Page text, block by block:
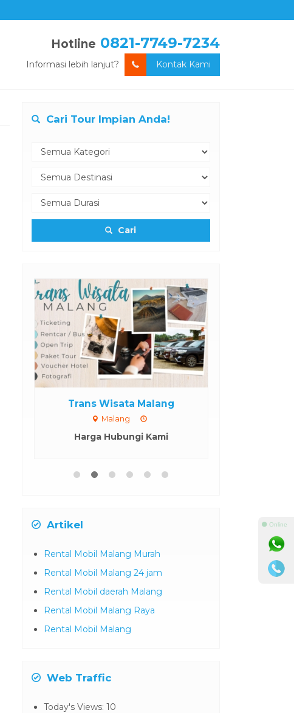
Hotline 0821-7749-7234
Informasi lebih lanjut? Kontak Kami
Cari Tour Impian Anda!
Cari
Trans Wisata Malang
Malang
Harga Hubungi Kami
Artikel
Rental Mobil Malang Murah
Rental Mobil Malang 24 jam
Rental Mobil daerah Malang
Rental Mobil Malang Raya
Rental Mobil Malang
Web Traffic
Today's Views: 10
⚫ Online